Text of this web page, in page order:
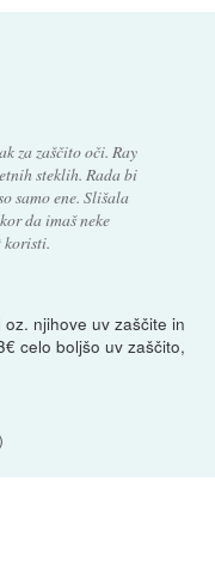
za zaščito oči. Ray
steklih. Rada bi
samo ene. Slišala
da imaš neke
koristi.
njihove uv zaščite in
celo boljšo uv zaščito,
)